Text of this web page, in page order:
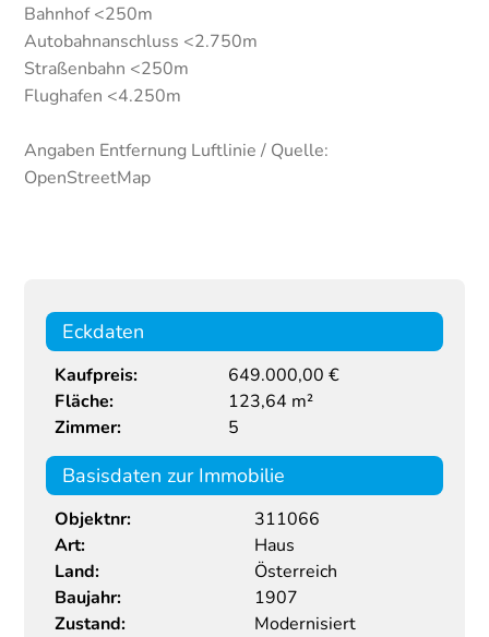
Bahnhof <250m
Autobahnanschluss <2.750m
Straßenbahn <250m
Flughafen <4.250m
Angaben Entfernung Luftlinie / Quelle:
OpenStreetMap
Eckdaten
Kaufpreis:
649.000,00 €
Fläche:
123,64 m²
Zimmer:
5
Basisdaten zur Immobilie
Objektnr:
311066
Art:
Haus
Land:
Österreich
Baujahr:
1907
Zustand:
Modernisiert